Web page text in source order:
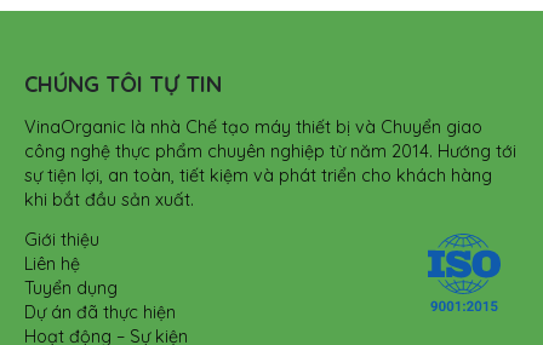
CHÚNG TÔI TỰ TIN
VinaOrganic là nhà Chế tạo máy thiết bị và Chuyển giao
công nghệ thực phẩm chuyên nghiệp từ năm 2014. Hướng tới
sự tiện lợi, an toàn, tiết kiệm và phát triển cho khách hàng
khi bắt đầu sản xuất.
Giới thiệu
Liên hệ
Tuyển dụng
Dự án đã thực hiện
Hoạt động – Sự kiện